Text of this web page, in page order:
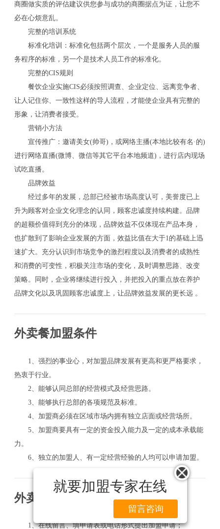
就要加盟专家在线
留言咨询
商圈做实质的评估建议供您参与成功的商圈据点为证，让您不
必在心烦意乱。
完整的培训系统
标准化培训：标准化包括两个层次，一个是服务人员的服
务程序的标准，另一个是技术人员工作的标准化。
完整的CIS规则
餐饮企业实施CIS必须按照调查、企业定位、远离竞争者、
让人记住你、一致性这样的导人流程，才能使企业具有完整的
形象，让消费者接受。
营销小方法
宣传推广：邀请美女(帅哥)，或网络主播(本地比较有名·的)
进行网络直播(微博、微信等其它平台本地频道)，进行店内现场
试吃直播。
品牌效益
经过多年的发展，总部已经被市场高度认可，美誉度已上
升为顾客对企业文化理念的认同，顾客忠诚度持续构建。品牌
的超额价值得到充分的体现，品牌效益不仅体现在产品本身，
也扩散到了影响企业发展的方面，效益比值在大于1的基础上迅
速扩大。充分认识到市场竞争的激烈程度以及消费者的成熟性
和消费的可变性，积极关注市场的变化，及时调整思路、改变
策略。同时，企业将继续进行投入，并把投入的重点放在养护
品牌文化以及巩固顾客忠诚度上，让品牌效益发展的更长远 。
外卖餐加盟条件
1、强烈的事业心，对加盟品牌发展有更高和更严格要求，
热衷于行业。
2、能够认同总部的经营模式及经营思路。
3、能够执行总部的各项规范及标准。
4、加盟商必须在区域市场内拥有独立店面或经营场所。
5、加盟商要具有一定的资金投入能力及一定的成本承载能
力。
6、独立的加盟人、有一定经营经验的人均可以申请加盟。
外卖餐加盟流程
1、在线留言、填申请表或电话形式提出加盟申请；